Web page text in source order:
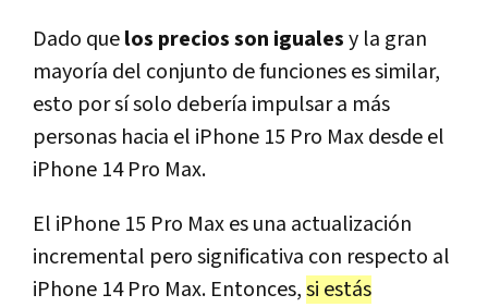
Dado quelos precios son igualesy la gran
mayoría del conjunto de funciones es similar,
esto por sí solo debería impulsar a más
personas hacia el iPhone 15 Pro Max desde el
iPhone 14 Pro Max.
El iPhone 15 Pro Max es una actualización
incremental pero significativa con respecto al
iPhone 14 Pro Max. Entonces,si estás